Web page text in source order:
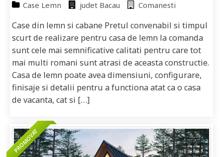
Case Lemn judet Bacau Comanesti
Case din lemn si cabane Pretul convenabil si timpul
scurt de realizare pentru casa de lemn la comanda
sunt cele mai semnificative calitati pentru care tot
mai multi romani sunt atrasi de aceasta constructie.
Casa de lemn poate avea dimensiuni, configurare,
finisaje si detalii pentru a functiona atat ca o casa
de vacanta, cat si […]